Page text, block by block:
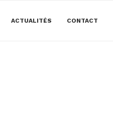
ACTUALITÉS CONTACT